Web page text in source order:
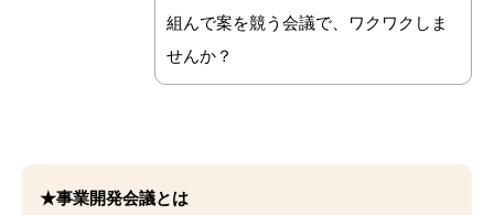
組んで案を競う会議で、ワクワクしま
せんか？
★事業開発会議とは